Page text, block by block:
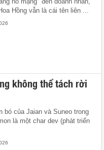
Hồng vẫn là cái tên liên ...
không thể tách rời
bó của Jaian và Suneo trong
là một char dev (phát triển